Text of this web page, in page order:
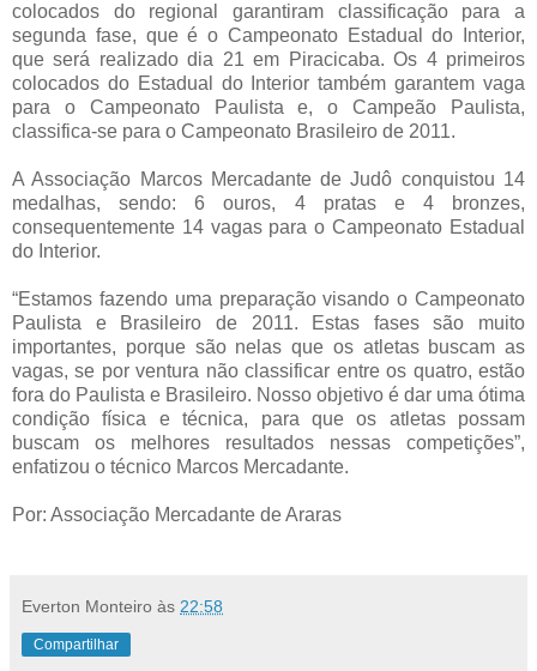
colocados do regional garantiram classificação para a
segunda fase, que é o Campeonato Estadual do Interior,
que será realizado dia 21 em Piracicaba. Os 4 primeiros
colocados do Estadual do Interior também garantem vaga
para o Campeonato Paulista e, o Campeão Paulista,
classifica-se para o Campeonato Brasileiro de 2011.
A Associação Marcos Mercadante de Judô conquistou 14
medalhas, sendo: 6 ouros, 4 pratas e 4 bronzes,
consequentemente 14 vagas para o Campeonato Estadual
do Interior.
“Estamos fazendo uma preparação visando o Campeonato
Paulista e Brasileiro de 2011. Estas fases são muito
importantes, porque são nelas que os atletas buscam as
vagas, se por ventura não classificar entre os quatro, estão
fora do Paulista e Brasileiro. Nosso objetivo é dar uma ótima
condição física e técnica, para que os atletas possam
buscam os melhores resultados nessas competições”,
enfatizou o técnico Marcos Mercadante.
Por: Associação Mercadante de Araras
Everton Monteiro às 22:58
Compartilhar